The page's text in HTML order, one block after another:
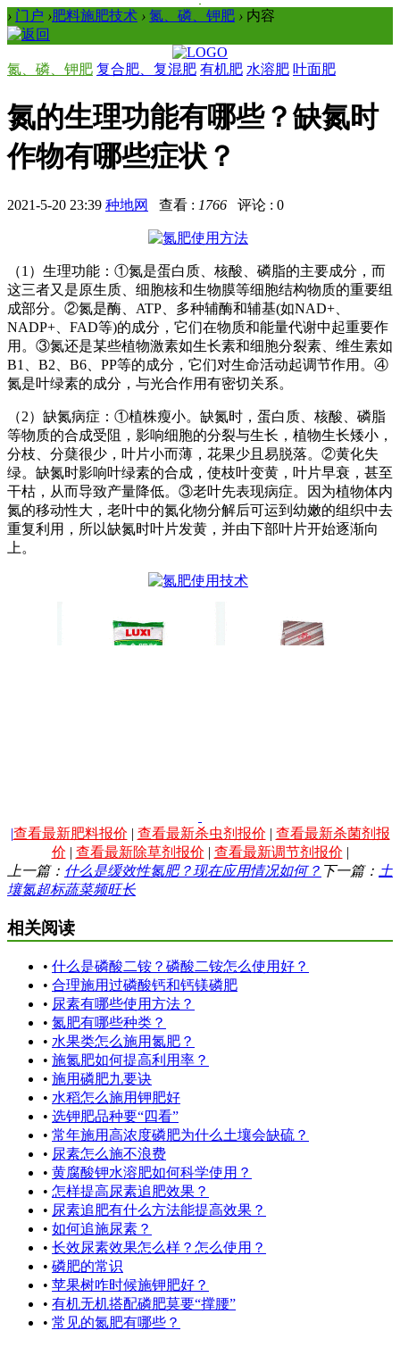
› 门户 ›肥料施肥技术 › 氮、磷、钾肥 › 内容
氮、磷、钾肥 复合肥、复混肥 有机肥 水溶肥 叶面肥
氮的生理功能有哪些？缺氮时
作物有哪些症状？
2021-5-20 23:39 种地网 查看 : 1766 评论 : 0
（1）生理功能：①氮是蛋白质、核酸、磷脂的主要成分，而
这三者又是原生质、细胞核和生物膜等细胞结构物质的重要组
成部分。②氮是酶、ATP、多种辅酶和辅基(如NAD+、
NADP+、FAD等)的成分，它们在物质和能量代谢中起重要作
用。③氮还是某些植物激素如生长素和细胞分裂素、维生素如
B1、B2、B6、PP等的成分，它们对生命活动起调节作用。④
氮是叶绿素的成分，与光合作用有密切关系。
（2）缺氮病症：①植株瘦小。缺氮时，蛋白质、核酸、磷脂
等物质的合成受阻，影响细胞的分裂与生长，植物生长矮小，
分枝、分蘖很少，叶片小而薄，花果少且易脱落。②黄化失
绿。缺氮时影响叶绿素的合成，使枝叶变黄，叶片早衰，甚至
干枯，从而导致产量降低。③老叶先表现病症。因为植物体内
氮的移动性大，老叶中的氮化物分解后可运到幼嫩的组织中去
重复利用，所以缺氮时叶片发黄，并由下部叶片开始逐渐向
上。
|查看最新肥料报价 | 查看最新杀虫剂报价 | 查看最新杀菌剂报
价 | 查看最新除草剂报价 | 查看最新调节剂报价 |
上一篇： 什么是缓效性氮肥？现在应用情况如何？ 下一篇： 土
壤氮超标蔬菜频旺长
相关阅读
• 什么是磷酸二铵？磷酸二铵怎么使用好？
• 合理施用过磷酸钙和钙镁磷肥
• 尿素有哪些使用方法？
• 氮肥有哪些种类？
• 水果类怎么施用氮肥？
• 施氮肥如何提高利用率？
• 施用磷肥九要诀
• 水稻怎么施用钾肥好
• 选钾肥品种要“四看”
• 常年施用高浓度磷肥为什么土壤会缺硫？
• 尿素怎么施不浪费
• 黄腐酸钾水溶肥如何科学使用？
• 怎样提高尿素追肥效果？
• 尿素追肥有什么方法能提高效果？
• 如何追施尿素？
• 长效尿素效果怎么样？怎么使用？
• 磷肥的常识
• 苹果树咋时候施钾肥好？
• 有机无机搭配磷肥莫要“撑腰”
• 常见的氮肥有哪些？